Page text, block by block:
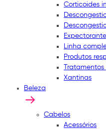
Corticoides
Linha
Produtos
Xantinas
Beleza
Cabelos
Acessórios